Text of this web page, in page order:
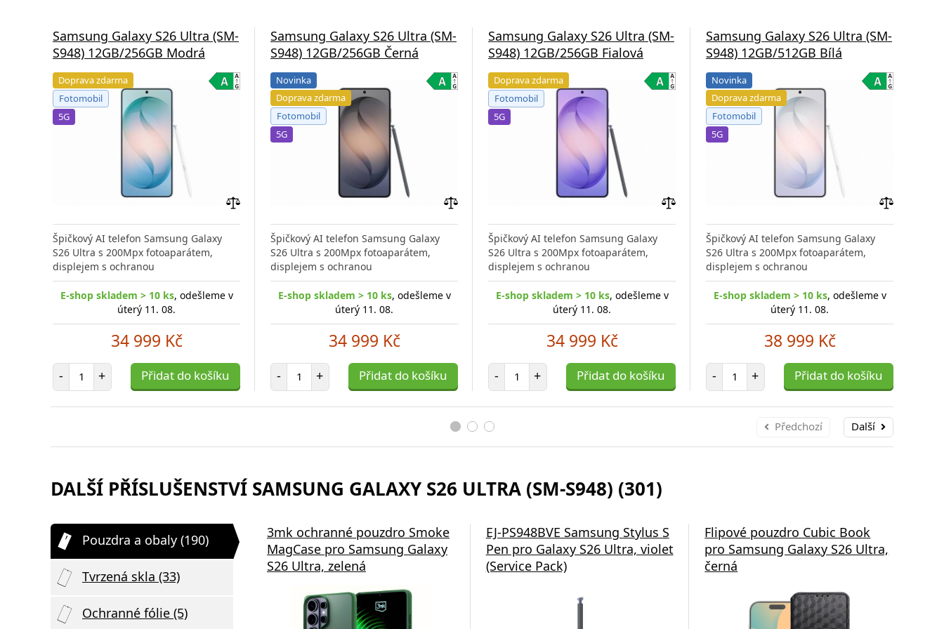
Samsung Galaxy S26 Ultra (SM-
S948) 12GB/256GB Modrá
Doprava zdarma
Fotomobil
5G
porovnání
Špičkový AI telefon Samsung Galaxy
S26 Ultra s 200Mpx fotoaparátem,
displejem s ochranou
E-shop skladem > 10 ks, odešleme v
úterý 11. 08.
34 999 Kč
- Počet položek
+ Přidat do košíku
Samsung Galaxy S26 Ultra (SM-
S948) 12GB/256GB Černá
Novinka
Doprava zdarma
Fotomobil
5G
porovnání
Špičkový AI telefon Samsung Galaxy
S26 Ultra s 200Mpx fotoaparátem,
displejem s ochranou
E-shop skladem > 10 ks, odešleme v
úterý 11. 08.
34 999 Kč
- Počet položek
+ Přidat do košíku
Samsung Galaxy S26 Ultra (SM-
S948) 12GB/256GB Fialová
Doprava zdarma
Fotomobil
5G
porovnání
Špičkový AI telefon Samsung Galaxy
S26 Ultra s 200Mpx fotoaparátem,
displejem s ochranou
E-shop skladem > 10 ks, odešleme v
úterý 11. 08.
34 999 Kč
- Počet položek
+ Přidat do košíku
Samsung Galaxy S26 Ultra (SM-
S948) 12GB/512GB Bílá
Novinka
Doprava zdarma
Fotomobil
5G
Špičkový AI telefon Samsung Galaxy
S26 Ultra s 200Mpx fotoaparátem,
displejem s ochranou
E-shop skladem > 10 ks, odešleme v
úterý 11. 08.
38 999 Kč
- Počet položek
+ Přidat do košíku
Předchozí Další
DALŠÍ PŘÍSLUŠENSTVÍ SAMSUNG GALAXY S26 ULTRA (SM-S948) (301)
Pouzdra a obaly (190)
Tvrzená skla (33)
Ochranné fólie (5)
3mk ochranné pouzdro Smoke
MagCase pro Samsung Galaxy
S26 Ultra, zelená
EJ-PS948BVE Samsung Stylus S
Pen pro Galaxy S26 Ultra, violet
(Service Pack)
Flipové pouzdro Cubic Book
pro Samsung Galaxy S26 Ultra,
černá